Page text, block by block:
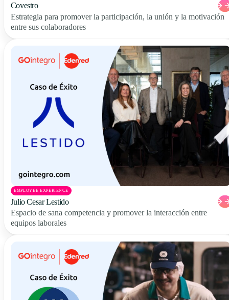
Covestro
Estrategia para promover la participación, la unión y la motivación
entre sus colaboradores
EMPLOYEE EXPERIENCE
Julio Cesar Lestido
Espacio de sana competencia y promover la interacción entre
equipos laborales